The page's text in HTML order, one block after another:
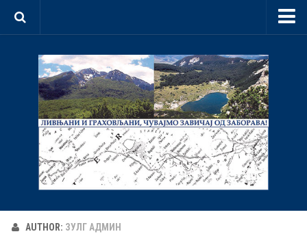
О нама
Документи
Статут
Програм
Организација
Мултимедија
AUTHOR: ЗУЛГ АДМИН